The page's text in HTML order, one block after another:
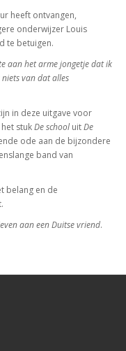
heeft ontvangen,
onderwijzer Louis
te betuigen.
aan het arme jongetje dat ik
van dat alles
in deze uitgave voor
stukDe school uitDe
ode aan de bijzondere
band van
belang en de
aan een Duitse vriend.